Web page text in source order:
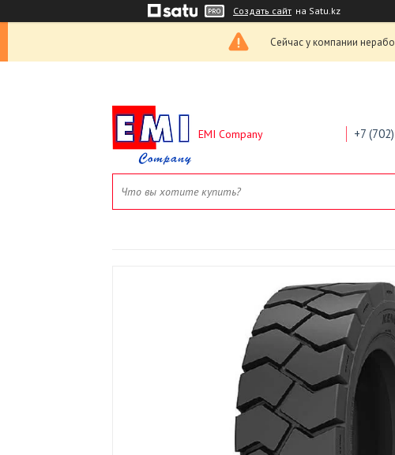
Создать сайт на Satu.kz
Сейчас у компании
EMI Company +7